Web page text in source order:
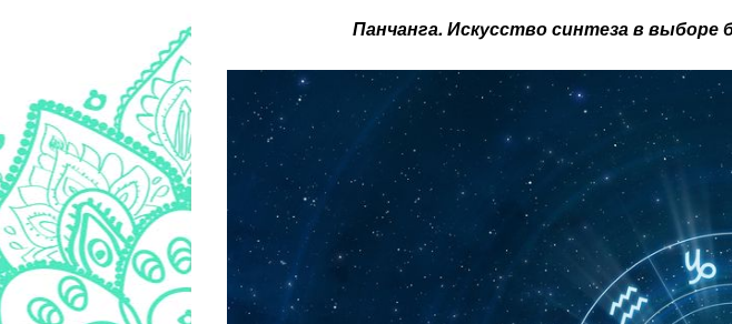
Панчанга. Искусство синтеза в